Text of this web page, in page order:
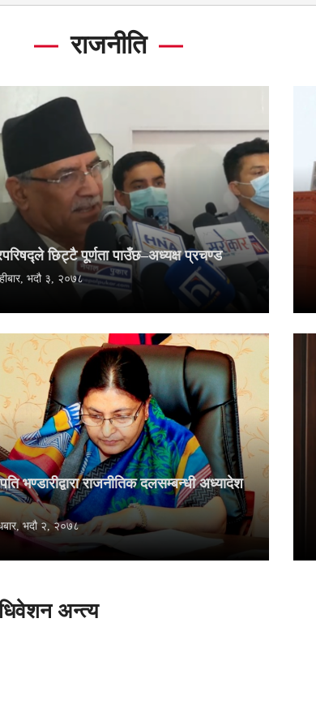
राजनीति
छिट्टै पूर्णता पाउँछ–अध्यक्ष प्रचण्ड
भदौ ३, २०७८
भण्डारीद्वारा राजनीतिक दलसम्बन्धी अध्यादेश
भदौ २, २०७८
अन्त्य